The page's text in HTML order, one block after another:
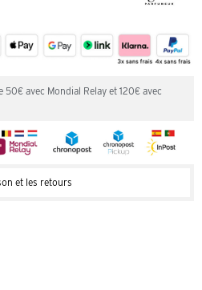
avec Mondial Relay et 120€ avec
et les retours